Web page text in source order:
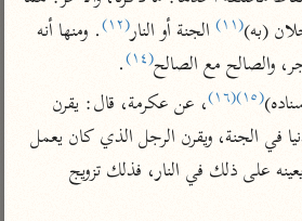
تفسير ابن جزي
تفسير الآلوسي
تفسير الرازي
تفسير السعدي
القرآن – تدبر وعمل
تفسير ابن عثيمين
(به)(١١) الجنة أو النار(١٢)
والصالح مع الصالح(١٤)
.
(١٥) (١٦)